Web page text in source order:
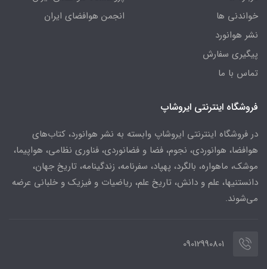
خواندنی ها
نشر هوانورد
پیگیری سفارش
تماس با ما
انجمن هوافضای ایران
فروشگاه اینترنتی ایروشاپ
در فروشگاه اینترنتی ایروشاپ وابسته به نشر هوانورد، کتاب‌های
هوافضا، هوانوردی، نجوم، فضا و فضانوردی، فناوری نظامی، هواپیما،
موشک، ماهواره، بالگرد، پهپاد، سفرنامه، زندگینامه، تاریخ جهان،
دانستنیها، علم و دانش، تاریخ علم، ریاضیات و فیزیک و خلبانی عرضه
می‌شوند.
09012990801